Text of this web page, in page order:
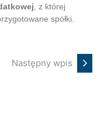
, z której
spółki.
Następny wpis